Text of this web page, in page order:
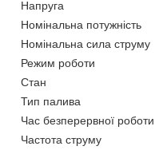
Напруга
Номінальна потужність
Номінальна сила струму
Режим роботи
Стан
Тип палива
Час безперервної роботи
Частота струму